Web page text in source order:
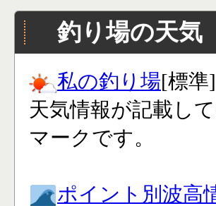
釣り場の天気
私の釣り場[標準]
天気情報が記載し
マークです。
ポイント別波高